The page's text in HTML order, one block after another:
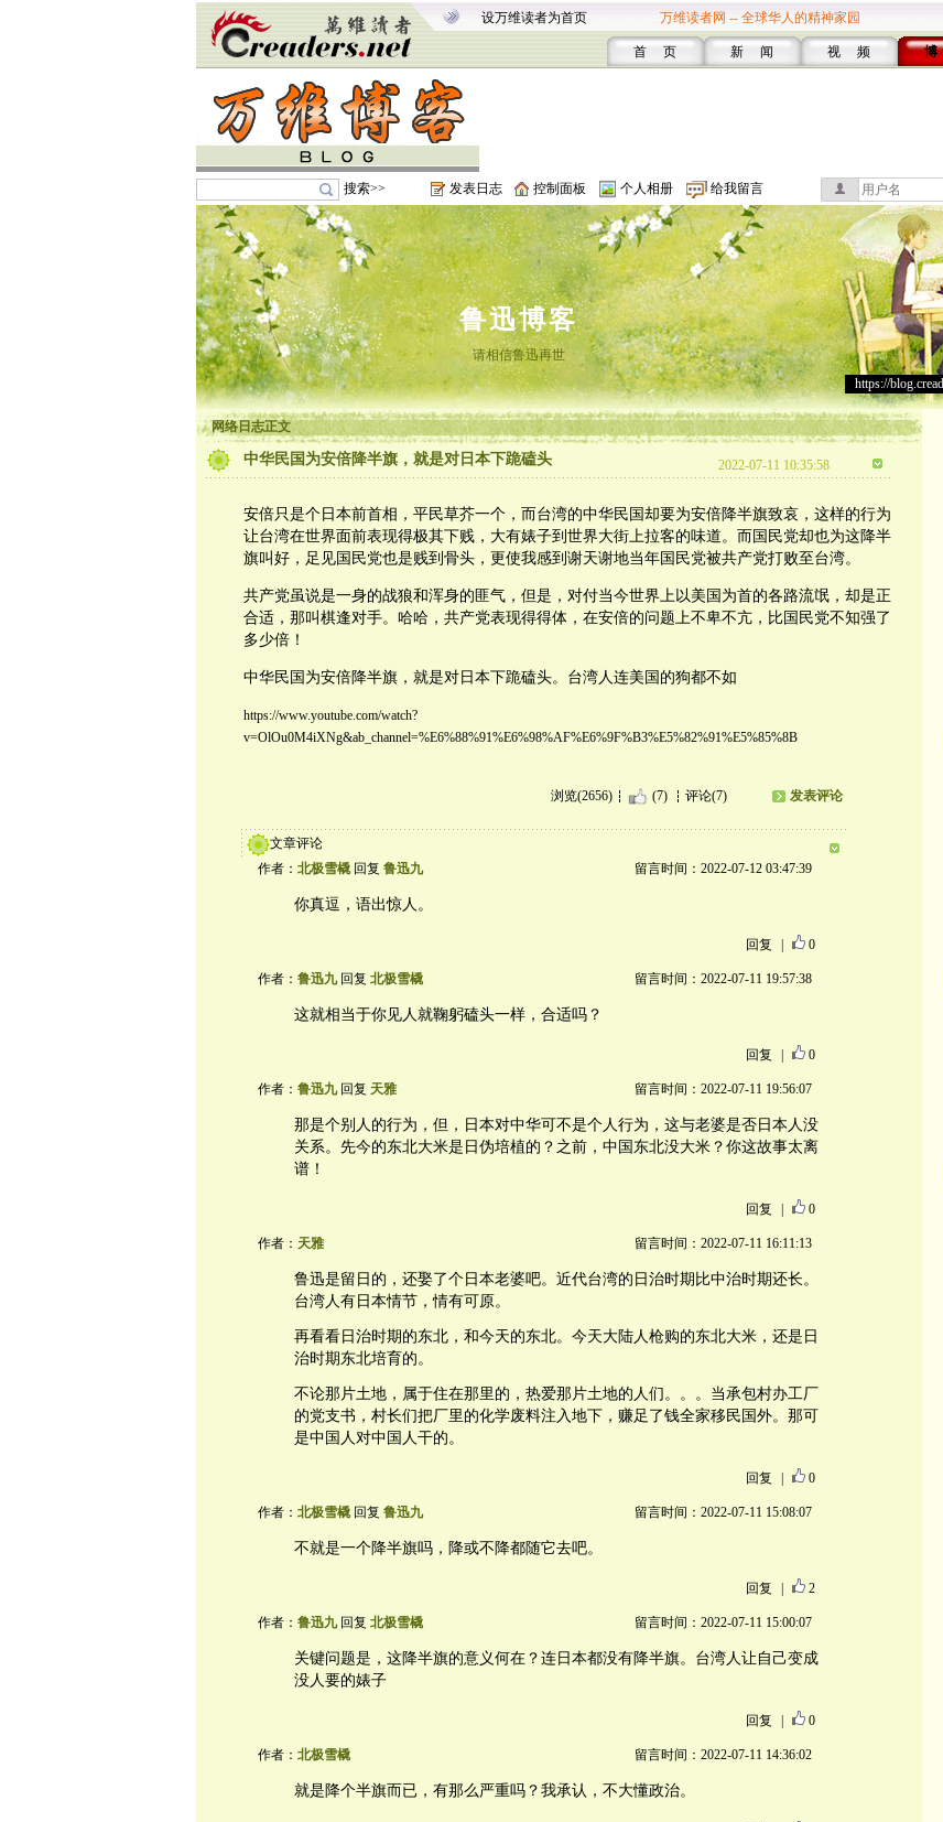
设万维读者为首页 万维读者网 -- 全球华人的精神家园
首 页 新 闻 视 频
搜索>> 发表日志 控制面板 个人相册 给我留言
鲁迅博客
请相信鲁迅再世
https://
网络日志正文
中华民国为安倍降半旗，就是对日本下跪磕头 2022-07-11 10:35:58
安倍只是个日本前首相，平民草芥一个，而台湾的中华民国却要为安倍降半旗致哀，这样的行为
让台湾在世界面前表现得极其下贱，大有婊子到世界大街上拉客的味道。而国民党却也为这降半
旗叫好，足见国民党也是贱到骨头，更使我感到谢天谢地当年国民党被共产党打败至台湾。
共产党虽说是一身的战狼和浑身的匪气，但是，对付当今世界上以美国为首的各路流氓，却是正
合适，那叫棋逢对手。哈哈，共产党表现得得体，在安倍的问题上不卑不亢，比国民党不知强了
多少倍！
中华民国为安倍降半旗，就是对日本下跪磕头。台湾人连美国的狗都不如
https://www.youtube.com/watch?
v=OlOu0M4iXNg&ab_channel=%E6%88%91%E6%98%AF%E6%9F%B3%E5%82%91%E5%85%8B
浏览(2656) (7) 评论(7) 发表评论
文章评论
作者： 北极雪橇回复 鲁迅九 留言时间：2022-07-12 03:47:39
你真逗，语出惊人。
回复 0
作者： 鲁迅九回复 北极雪橇 留言时间：2022-07-11 19:57:38
这就相当于你见人就鞠躬磕头一样，合适吗？
回复 0
作者： 鲁迅九回复 天雅 留言时间：2022-07-11 19:56:07
那是个别人的行为，但，日本对中华可不是个人行为，这与老婆是否日本人没
关系。先今的东北大米是日伪培植的？之前，中国东北没大米？你这故事太离
谱！
回复 0
作者： 天雅 留言时间：2022-07-11 16:11:13
鲁迅是留日的，还娶了个日本老婆吧。近代台湾的日治时期比中治时期还长。
台湾人有日本情节，情有可原。
再看看日治时期的东北，和今天的东北。今天大陆人枪购的东北大米，还是日
治时期东北培育的。
不论那片土地，属于住在那里的，热爱那片土地的人们。。。当承包村办工厂
的党支书，村长们把厂里的化学废料注入地下，赚足了钱全家移民国外。那可
是中国人对中国人干的。
回复 0
作者： 北极雪橇回复 鲁迅九 留言时间：2022-07-11 15:08:07
不就是一个降半旗吗，降或不降都随它去吧。
回复 2
作者： 鲁迅九回复 北极雪橇 留言时间：2022-07-11 15:00:07
关键问题是，这降半旗的意义何在？连日本都没有降半旗。台湾人让自己变成
没人要的婊子
回复 0
作者： 北极雪橇 留言时间：2022-07-11 14:36:02
就是降个半旗而已，有那么严重吗？我承认，不大懂政治。